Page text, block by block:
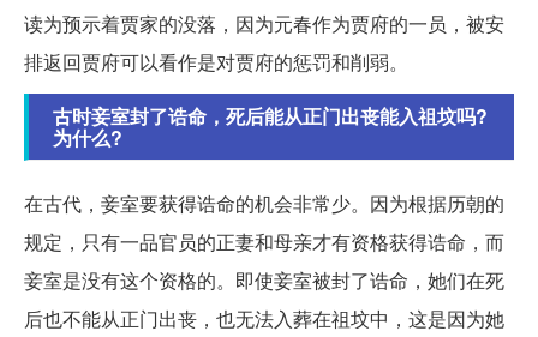
读为预示着贾家的没落，因为元春作为贾府的一员，被安
排返回贾府可以看作是对贾府的惩罚和削弱。
古时妾室封了诰命，死后能从正门出丧能入祖坟吗?
为什么?
在古代，妾室要获得诰命的机会非常少。因为根据历朝的
规定，只有一品官员的正妻和母亲才有资格获得诰命，而
妾室是没有这个资格的。即使妾室被封了诰命，她们在死
后也不能从正门出丧，也无法入葬在祖坟中，这是因为她